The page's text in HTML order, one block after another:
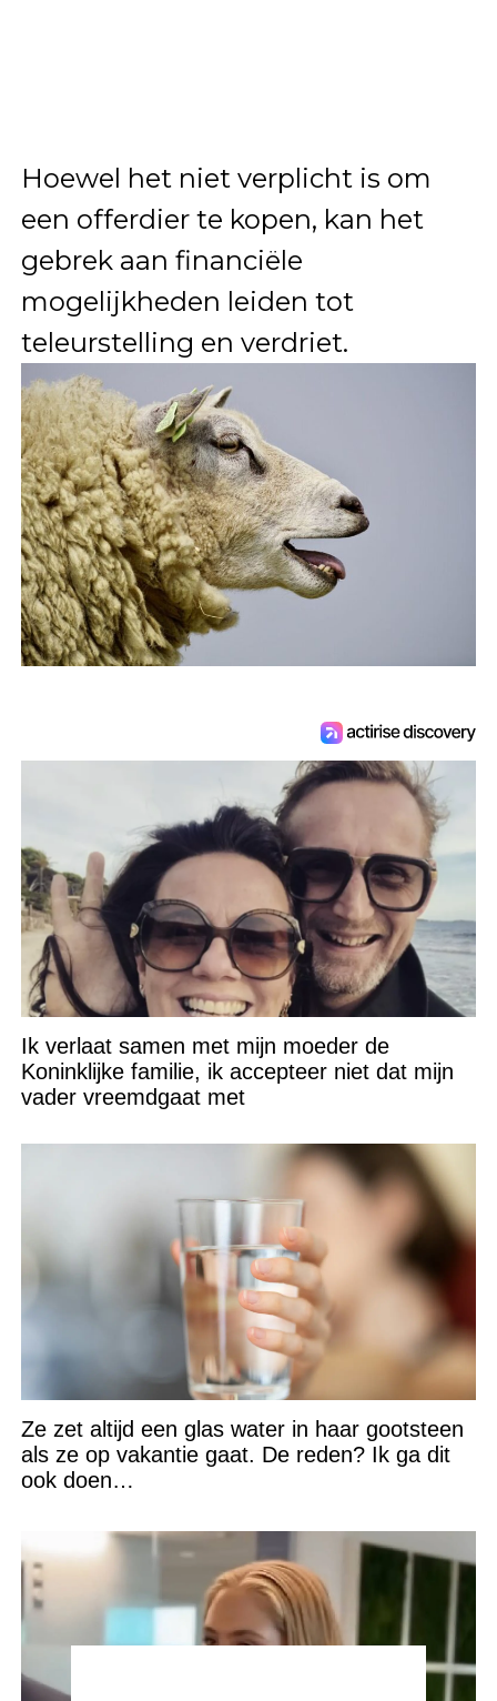
Hoewel het niet verplicht is om
een offerdier te kopen, kan het
gebrek aan financiële
mogelijkheden leiden tot
teleurstelling en verdriet.
Ik verlaat samen met mijn moeder de
Koninklijke familie, ik accepteer niet dat mijn
vader vreemdgaat met
Ze zet altijd een glas water in haar gootsteen
als ze op vakantie gaat. De reden? Ik ga dit
ook doen…